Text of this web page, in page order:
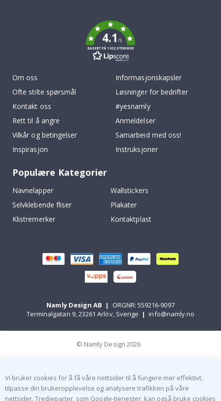
4.1/5
BASERT PÅ 1032 STEMMER
Om oss
Ofte stilte spørsmål
Kontakt oss
Rett til å angre
Vilkår og betingelser
Inspirasjon
Informasjonskapsler
Løsninger for bedrifter
#yesnamly
Anmeldelser
Samarbeid med oss!
Instruksjoner
Populære Kategorier
Navnelapper
Wallstickers
Selvklebende fliser
Plakater
Klistremerker
Kontaktplast
Namly Design AB |
ORGNR: 559216-9097
Terminalgatan 9, 23261 Arlöv, Sverige | info@namly.no
© Namly Design 2026
Vi bruker cookies for å få våre nettsider til å fungere mer effektivt,
tilpasse din brukeropplevelse og analysere trafikken på våre
nettsider. Tredjeparter, som Google-tjenester, kan også bruke cookies